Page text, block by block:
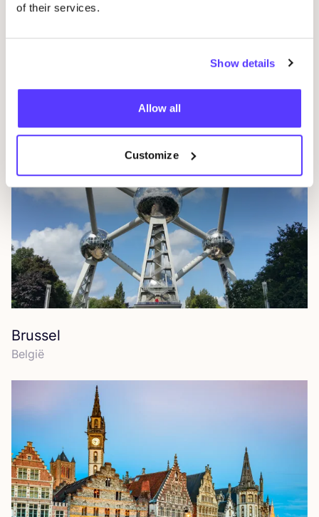
of their services.
Show details
Allow all
Customize
Brussel
Bel­gië